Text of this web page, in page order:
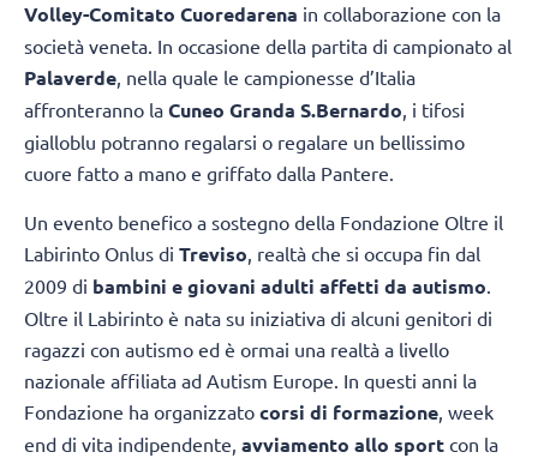
Volley-Comitato Cuoredarena in collaborazione con la
società veneta. In occasione della partita di campionato al
Palaverde, nella quale le campionesse d’Italia
affronteranno la Cuneo Granda S.Bernardo, i tifosi
gialloblu potranno regalarsi o regalare un bellissimo
cuore fatto a mano e griffato dalla Pantere.
Un evento benefico a sostegno della Fondazione Oltre il
Labirinto Onlus di Treviso , realtà che si occupa fin dal
2009 di bambini e giovani adulti affetti da autismo
Oltre il Labirinto è nata su iniziativa di alcuni genitori di
ragazzi con autismo ed è ormai una realtà a livello
nazionale affiliata ad Autism Europe. In questi anni la
Fondazione ha organizzato corsi di formazione , week
end di vita indipendente, avviamento allo sport con la